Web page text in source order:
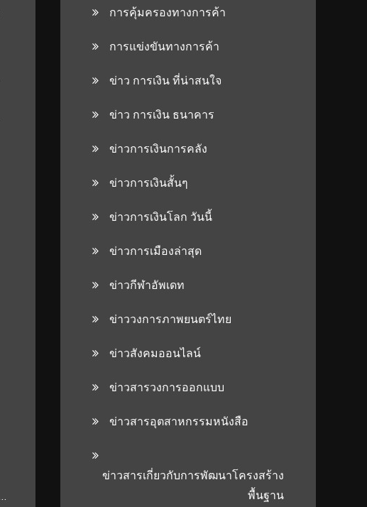
การคุ้มครองทางการค้า
การแข่งขันทางการค้า
ข่าว การเงิน ที่น่าสนใจ
ข่าว การเงิน ธนาคาร
ข่าวการเงินการคลัง
ข่าวการเงินสั้นๆ
ข่าวการเงินโลก วันนี้
ข่าวการเมืองล่าสุด
ข่าวกีฬาอัพเดท
ข่าววงการภาพยนตร์ไทย
ข่าวสังคมออนไลน์
ข่าวสารวงการออกแบบ
ข่าวสารอุตสาหกรรมหนังสือ
ข่าวสารเกี่ยวกับการพัฒนาโครงสร้าง
พื้นฐาน